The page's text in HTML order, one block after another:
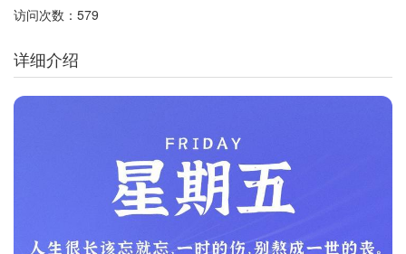
访问次数：579
详细介绍